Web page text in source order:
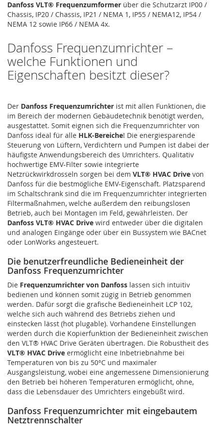
Danfoss VLT® Frequenzumformer über die Schutzarzt IP00 /
Chassis, IP20 / Chassis, IP21 / NEMA 1, IP55 / NEMA12, IP54 /
NEMA 12 sowie IP66 / NEMA 4x.
Danfoss Frequenzumrichter –
welche Funktionen und
Eigenschaften besitzt dieser?
Der Danfoss Frequenzumrichter ist mit allen Funktionen, die
im Bereich der modernen Gebäudetechnik benötigt werden,
ausgestattet. Somit eignen sich die Frequenzumrichter von
Danfoss ideal für alle HLK-Bereiche! Die energiesparende
Steuerung von Lüftern, Verdichtern und Pumpen ist dabei der
häufigste Anwendungsbereich des Umrichters. Qualitativ
hochwertige EMV-Filter sowie integrierte
Netzrückwirkdrosseln sorgen bei dem VLT® HVAC Drive von
Danfoss für die bestmögliche EMV-Eigenschaft. Platzsparend
im Schaltschrank sind die im Frequenzumrichter integrierten
Filtermaßnahmen, welche außerdem den reibungslosen
Betrieb, auch bei Montagen im Feld, gewährleisten. Der
Danfoss VLT® HVAC Drive wird entweder über die digitalen
und analogen Eingänge oder über ein Bussystem wie BACnet
oder LonWorks angesteuert.
Die benutzerfreundliche Bedieneinheit der
Danfoss Frequenzumrichter
Die Frequenzumrichter von Danfoss lassen sich intuitiv
bedienen und können somit zügig in Betrieb genommen
werden. Dafür sorgt die grafische Bedieneinheit LCP 102,
welche sich auch während des Betriebs ziehen und
einstecken lässt (hot plugable). Vorhandene Einstellungen
werden durch die Kopierfunktion der Bedieneinheit zwischen
den VLT® HVAC Drive Geräten übertragen. Die Robustheit des
VLT® HVAC Drive ermöglicht eine Inbetriebnahme bei
Temperaturen von bis zu 50°C und maximaler
Ausgangsleistung, wobei eine angemessene Dimensionierung
den Betrieb bei höheren Temperaturen ermöglicht, ohne,
dass die Lebensdauer des Umrichters eingebüßt wird.
Danfoss Frequenzumrichter mit eingebautem
Netztrennschalter